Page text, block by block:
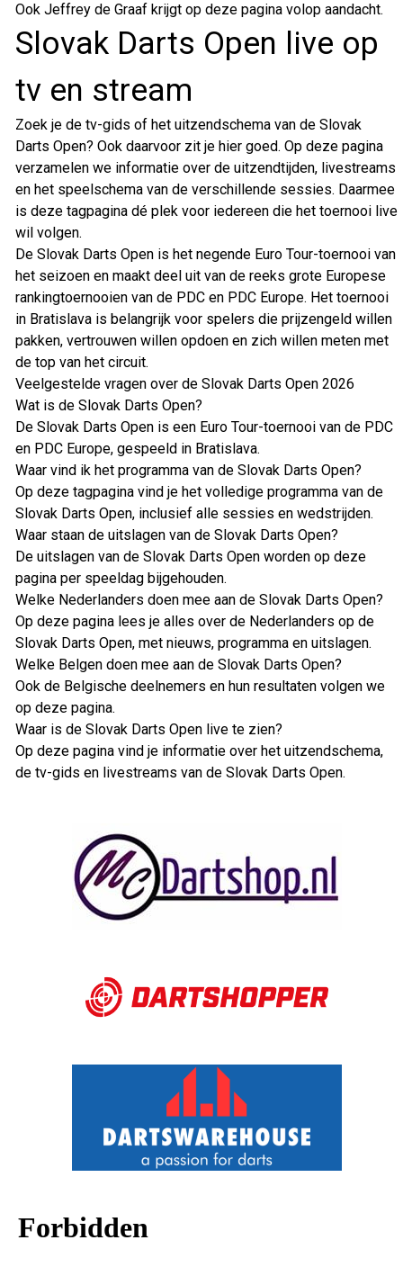
Ook Jeffrey de Graaf krijgt op deze pagina volop aandacht.
Slovak Darts Open live op
tv en stream
Zoek je de tv-gids of het uitzendschema van de Slovak
Darts Open? Ook daarvoor zit je hier goed. Op deze pagina
verzamelen we informatie over de uitzendtijden, livestreams
en het speelschema van de verschillende sessies. Daarmee
is deze tagpagina dé plek voor iedereen die het toernooi live
wil volgen.
De Slovak Darts Open is het negende Euro Tour-toernooi van
het seizoen en maakt deel uit van de reeks grote Europese
rankingtoernooien van de PDC en PDC Europe. Het toernooi
in Bratislava is belangrijk voor spelers die prijzengeld willen
pakken, vertrouwen willen opdoen en zich willen meten met
de top van het circuit.
Veelgestelde vragen over de Slovak Darts Open 2026
Wat is de Slovak Darts Open?
De Slovak Darts Open is een Euro Tour-toernooi van de PDC
en PDC Europe, gespeeld in Bratislava.
Waar vind ik het programma van de Slovak Darts Open?
Op deze tagpagina vind je het volledige programma van de
Slovak Darts Open, inclusief alle sessies en wedstrijden.
Waar staan de uitslagen van de Slovak Darts Open?
De uitslagen van de Slovak Darts Open worden op deze
pagina per speeldag bijgehouden.
Welke Nederlanders doen mee aan de Slovak Darts Open?
Op deze pagina lees je alles over de Nederlanders op de
Slovak Darts Open, met nieuws, programma en uitslagen.
Welke Belgen doen mee aan de Slovak Darts Open?
Ook de Belgische deelnemers en hun resultaten volgen we
op deze pagina.
Waar is de Slovak Darts Open live te zien?
Op deze pagina vind je informatie over het uitzendschema,
de tv-gids en livestreams van de Slovak Darts Open.